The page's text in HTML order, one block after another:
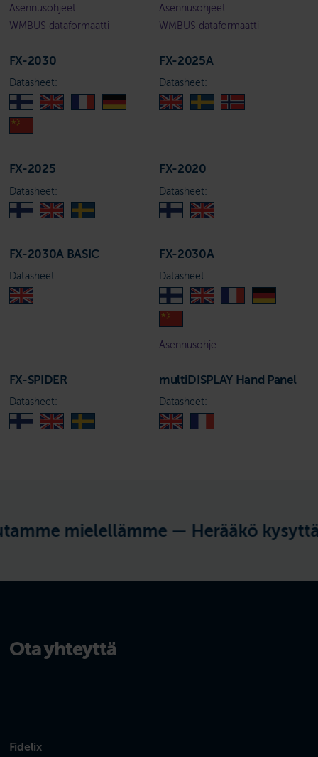
Asennusohjeet
WMBUS dataformaatti
Asennusohjeet
WMBUS dataformaatti
FX-2030
Datasheet:
FX-2025A
Datasheet:
FX-2025
Datasheet:
FX-2020
Datasheet:
FX-2030A BASIC
Datasheet:
FX-2030A
Datasheet:
Asennusohje
FX-SPIDER
Datasheet:
multiDISPLAY Hand Panel
Datasheet:
mielellämme — Herääkö kysyttävää
Ota yhteyttä
Fidelix